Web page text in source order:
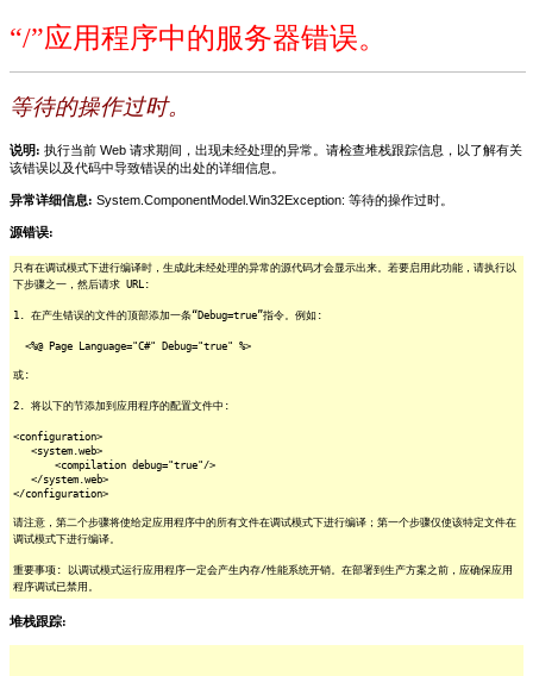
“/”应用程序中的服务器错误。
等待的操作过时。
说明: 执行当前 Web 请求期间，出现未经处理的异常。请检查堆栈跟踪信息，以了解有关
该错误以及代码中导致错误的出处的详细信息。
异常详细信息: System.ComponentModel.Win32Exception: 等待的操作过时。
源错误:
只有在调试模式下进行编译时，生成此未经处理的异常的源代码才会显示出来。若要启用此功能，请执行以
下步骤之一，然后请求 URL:
1. 在产生错误的文件的顶部添加一条“Debug=true”指令。例如:
<%@ Page Language="C#" Debug="true" %>
或:
2. 将以下的节添加到应用程序的配置文件中:
<configuration>
<system.web>
<compilation debug="true"/>
</system.web>
</configuration>
请注意，第二个步骤将使给定应用程序中的所有文件在调试模式下进行编译；第一个步骤仅使该特定文件在
调试模式下进行编译。
重要事项: 以调试模式运行应用程序一定会产生内存/性能系统开销。在部署到生产方案之前，应确保应用
程序调试已禁用。
堆栈跟踪: